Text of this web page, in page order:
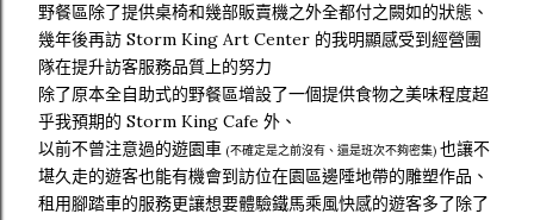
野餐區除了提供桌椅和幾部販賣機之外全都付之闕如的狀態、
幾年後再訪 Storm King Art Center 的我明顯感受到經營團
隊在提升訪客服務品質上的努力
除了原本全自助式的野餐區增設了一個提供食物之美味程度超
乎我預期的 Storm King Cafe 外、
以前不曾注意過的遊園車 (不確定是之前沒有、還是班次不夠密集) 也讓不
堪久走的遊客也能有機會到訪位在園區邊陲地帶的雕塑作品、
租用腳踏車的服務更讓想要體驗鐵馬乘風快感的遊客多了除了